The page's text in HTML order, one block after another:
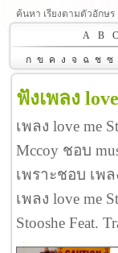
ค้นหา เรียงตามตัวอักษร
A
B C
ก ข ค ง จ ฉ ช ซ
ฟังเพลง
เพลง love me
Mccoy ชอบ
เพราะชอบ เพล
เพลง love me
Stooshe Feat.